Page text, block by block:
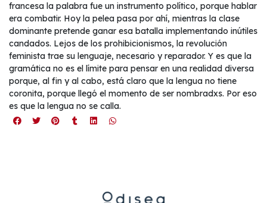
francesa la palabra fue un instrumento político, porque hablar
era combatir. Hoy la pelea pasa por ahí, mientras la clase
dominante pretende ganar esa batalla implementando inútiles
candados. Lejos de los prohibicionismos, la revolución
feminista trae su lenguaje, necesario y reparador. Y es que la
gramática no es el límite para pensar en una realidad diversa
porque, al fin y al cabo, está claro que la lengua no tiene
coronita, porque llegó el momento de ser nombradxs. Por eso
es que la lengua no se calla.